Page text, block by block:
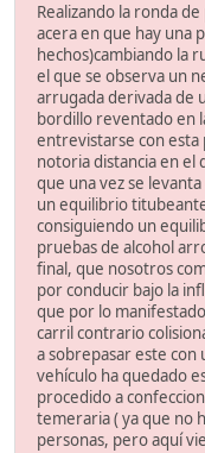
Realizando la ronda
acera en que hay una
hechos)cambiando la
el que se observa un
arrugada derivada de
bordillo reventado en
entrevistarse con esta
notoria distancia en el
que una vez se
un equilibrio
consiguiendo un
pruebas de alcohol
final, que nosotros
por conducir bajo la
que por lo
carril contrario
a sobrepasar este con
vehículo ha quedado
procedido a
temeraria ( ya que no
personas, pero aquí